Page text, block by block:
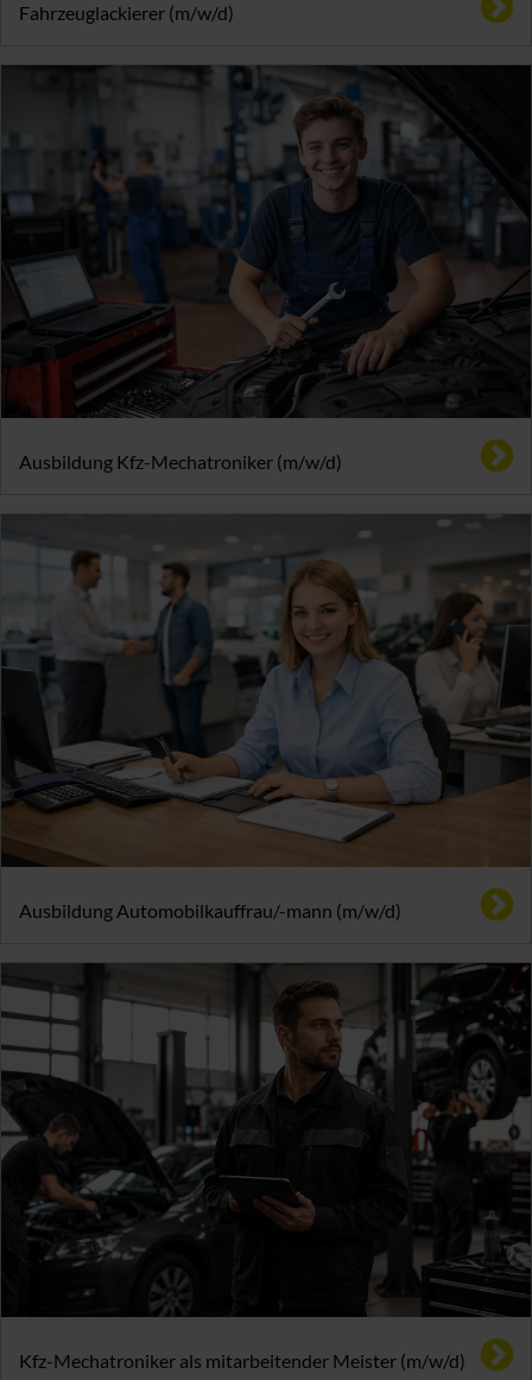
Fahrzeuglackierer (m/w/d)
Ausbildung Kfz-Mechatroniker (m/w/d)
Ausbildung Automobilkauffrau/-mann (m/w/d)
Kfz-Mechatroniker als mitarbeitender Meister (m/w/d)